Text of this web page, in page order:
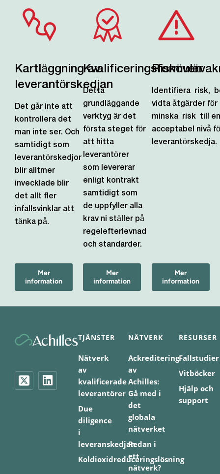
Kartläggning av
leverantörskedjan
Det går inte att
kontrollera det
man inte ser. Och
samtidigt som
leverantörskedjor
blir alltmer
invecklade blir
det allt fler
infallsvinklar att
tänka på.
Mer
information
Kvalificeringsformulär
Detta
grundläggande
verktyg är det
första steget för
att hitta
leverantörer
som levererar
enligt kontrakt
samtidigt som
de uppfyller alla
krav ni ställer på
regelefterlevnad
och standarder.
Mer
information
Identifiera risk,
vidta åtgärder
minska
risk
till
acceptabel nivå
leverantörskedja.
Mer
information
TJÄNSTER
Nätverk
av
kvalificerade
leverantörer
Due
diligence
i
leveranskedjan
Koldioxidreduceringslösning
NÄTVERK
Ackreditering
av
Achilles:
Gå med i
det
globala
nätverket
Redan i
ett
nätverk?
RESURSER
Fallstudier
Vitböcker
Hjälp och
support